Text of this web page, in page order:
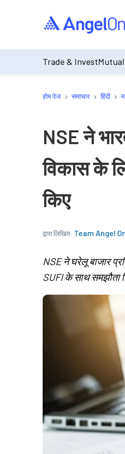
Trade & Invest
होम पेज › समाचार › हिंदी ›
NSE ने
विकास के
किए
द्वारा लिखित: Team Angel
NSE ने घरेलू बाजार
SUFI के साथ समझौता